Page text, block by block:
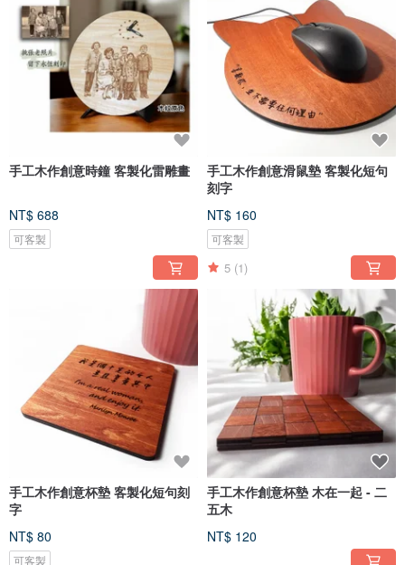
手工木作創意時鐘 客製化雷雕畫
NT$ 688
可客製
手工木作創意滑鼠墊 客製化短句
刻字
NT$ 160
可客製
5 (1)
手工木作創意杯墊 客製化短句刻
字
NT$ 80
可客製
手工木作創意杯墊 木在一起 - 二
五木
NT$ 120